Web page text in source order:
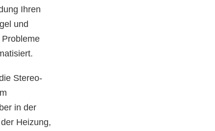
Ihren
und
Stereo-
in der
Heizung,